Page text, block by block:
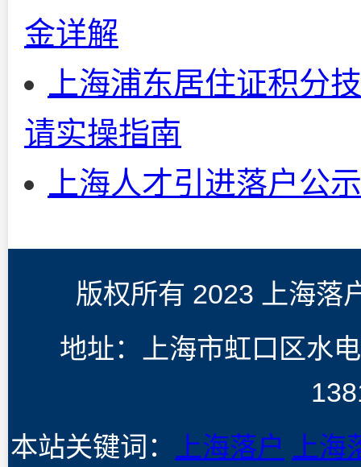
金详解
上海浦东居住证积分
请实操指南
上海人才引进落户公
版权所有 2023 上海落
地址：上海市虹口区水
本站关键词：
上海落户
上